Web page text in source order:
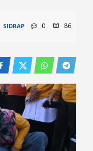
SIDRAP 0 86